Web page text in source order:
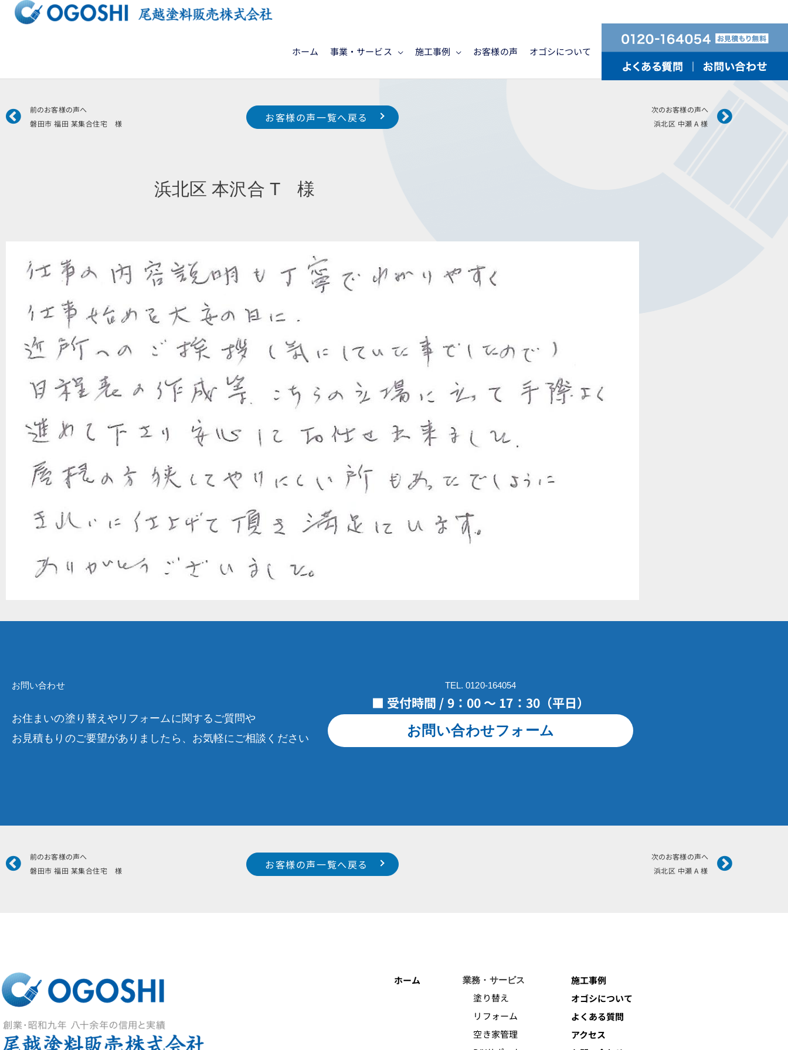
ッ
ホーム 事業・サービス 施工事例 お客様の声 オゴシについて
Prev
前のお客様の声へ
磐田市 福田 某集合住宅 様
次のお客様の声へ
浜北区 中瀬 A 様
Next
お客様の声一覧へ戻る
浜北区 本沢合 T 様
お問い合わせ
お住まいの塗り替えやリフォームに関するご質問や
お見積もりのご要望がありましたら、お気軽にご相談ください
TEL. 0120-164054
■ 受付時間 / 9：00 ～ 17：30（平日）
お問い合わせフォーム
Prev
前のお客様の声へ
磐田市 福田 某集合住宅 様
次のお客様の声へ
浜北区 中瀬 A 様
Next
お客様の声一覧へ戻る
ホーム 業務・サービス
塗り替え
リフォーム
空き家管理
施工事例
オゴシについて
よくある質問
アクセス